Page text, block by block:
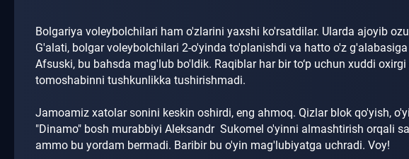
Bolgariya voleybolchilari ham o'zlarini yaxshi ko'rsatdilar. Ularda ajoyib
G'alati, bolgar voleybolchilari 2-o'yinda to'planishdi va hatto o'z
Afsuski, bu bahsda mag'lub bo'ldik. Raqiblar har bir to‘p uchun xuddi
tomoshabinni tushkunlikka tushirishmadi.
Jamoamiz xatolar sonini keskin oshirdi, eng ahmoq. Qizlar blok qo'yish,
"Dinamo" bosh murabbiyi Aleksandr Sukomel o'yinni almashtirish orqali
ammo bu yordam bermadi. Baribir bu o'yin mag'lubiyatga uchradi. Voy!